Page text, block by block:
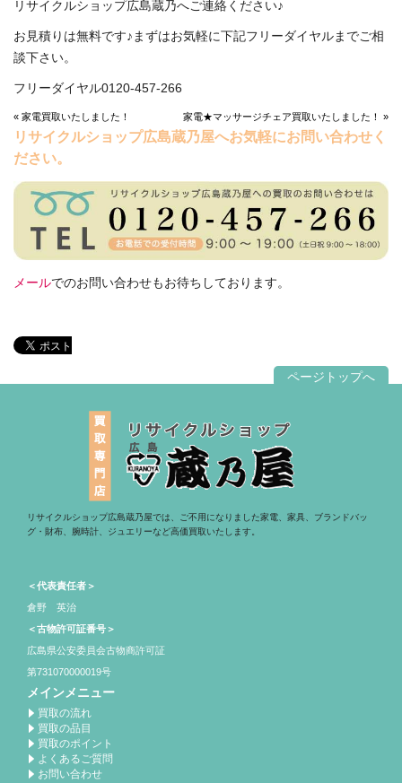
リサイクルショップ広島蔵乃へご連絡ください♪
お見積りは無料です♪まずはお気軽に下記フリーダイヤルまでご相
談下さい。
フリーダイヤル0120-457-266
« 家電買取いたしました！ 家電★マッサージチェア買取いたしました！ »
リサイクルショップ広島蔵乃屋へお気軽にお問い合わせく
ださい。
メールでのお問い合わせもお待ちしております。
ページトップへ
リサイクルショップ広島蔵乃屋では、ご不用になりました家電、家具、ブランドバッ
グ・財布、腕時計、ジュエリーなど高価買取いたします。
＜代表責任者＞
倉野 英治
＜古物許可証番号＞
広島県公安委員会古物商許可証
第731070000019号
メインメニュー
買取の流れ
買取の品目
買取のポイント
よくあるご質問
お問い合わせ